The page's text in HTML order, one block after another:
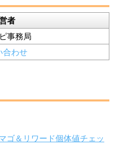
者
事務局
合わせ
ゴ＆リワード個体値チェッ